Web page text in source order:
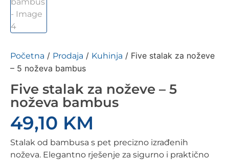
Početna / Prodaja / Kuhinja / Five stalak za noževe
– 5 noževa bambus
Five stalak za noževe – 5
noževa bambus
49,10 KM
Stalak od bambusa s pet precizno izrađenih
noževa. Elegantno rješenje za sigurno i praktično